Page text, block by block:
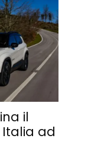
il
Italia ad